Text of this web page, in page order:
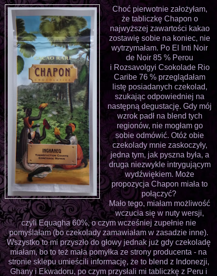
Choć pierwotnie założyłam,
że tabliczkę Chapon o
najwyższej zawartości kakao
zostawię sobie na koniec, nie
wytrzymałam. Po El Inti Noir
de Noir 85 % Perou
i Rozsavolgyi Csokolade Rio
Caribe 76 % przeglądałam
listę posiadanych czekolad,
szukając odpowiedniej na
następną degustację. Gdy mój
wzrok padł na blend tych
regionów, nie mogłam go
sobie odmówić. Otóż obie
czekolady mnie zaskoczyły,
jedna tym, jak pyszna była, a
druga niezwykle intrygującym
wydźwiękiem. Może
propozycja Chapon miała to
połączyć?
Mało tego, miałam możliwość
wczucia się w nuty wersji,
czyli Equagha 60%, o czym wcześniej zupełnie nie
pomyślałam (bo czekolady zamawiałam w zasadzie inne).
Wszystko to mi przyszło do głowy jednak już gdy czekoladę
miałam, bo to też mała pomyłka ze strony producenta - na
stronie sklepu umieścili informację, że to blend z Indonezji,
Ghany i Ekwadoru, po czym przysłali mi tabliczkę z Peru i